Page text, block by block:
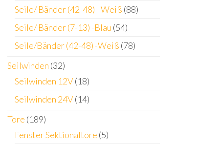
Seile/ Bänder (42-48) - Weiß (88)
Seile/ Bänder (7-13) -Blau (54)
Seile/Bänder (42-48) -Weiß (78)
Seilwinden (32)
Seilwinden 12V(18)
Seilwinden 24V(14)
Tore (189)
Fenster Sektionaltore (5)